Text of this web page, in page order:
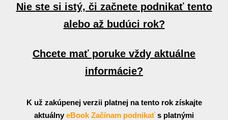
Nie ste si istý, či začnete podnikať tento
alebo až budúci rok?
Chcete mať poruke vždy aktuálne
informácie?
K už zakúpenej verzii platnej na tento rok získajte
aktuálny eBook Začínam podnikať s platnými